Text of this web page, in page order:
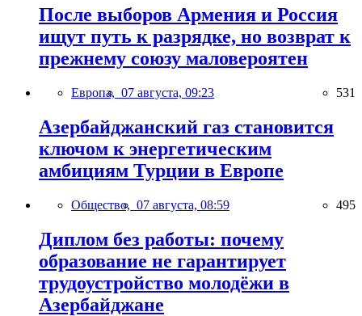
После выборов Армения и Россия
ищут путь к разрядке, но возврат к
прежнему союзу маловероятен
Европа, 07 августа, 09:23 531
Азербайджанский газ становится
ключом к энергетическим
амбициям Турции в Европе
Общество, 07 августа, 08:59 495
Диплом без работы: почему
образование не гарантирует
трудоустройство молодёжи в
Азербайджане